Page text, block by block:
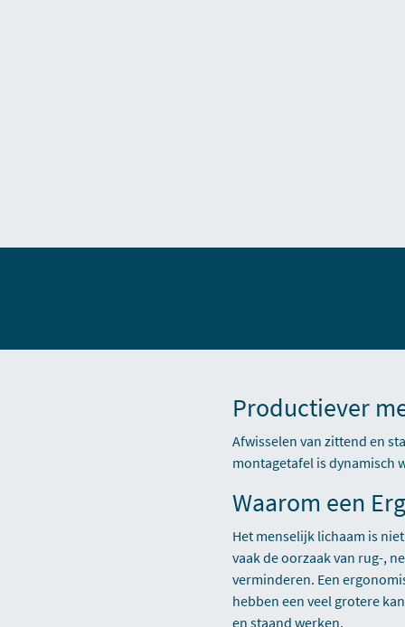
Productiever
Afwisselen van zittend en
montagetafel is dynamisch
Waarom een
Het menselijk lichaam is
vaak de oorzaak van rug-,
verminderen. Een
hebben een veel grotere
en staand werken.